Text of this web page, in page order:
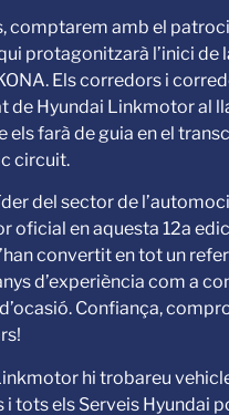
comptarem amb el
protagonitzarà l’inici de
Els corredors i
de Hyundai Linkmotor al
els farà de guia en el
circuit.
del sector de
oficial en aquesta 12a
convertit en tot un
d’experiència com a
Confiança,
hi trobareu
tots els Serveis Hyundai